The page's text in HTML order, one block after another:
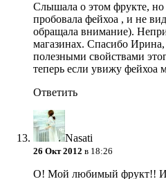
Слышала о этом фрукте, но
пробовала фейхоа , и не
обращала внимание).
магазинах. Спасибо
полезными свойствами
теперь если увижу фейхоа
Ответить
Nasati
26 Окт 2012 в 18:26
О! Мой любимый фрукт!! И